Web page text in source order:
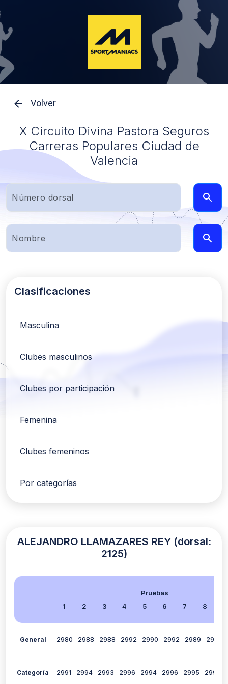
Volver
X Circuito Divina Pastora Seguros
Carreras Populares Ciudad de
Valencia
Clasificaciones
Masculina
Clubes masculinos
Clubes por participación
Femenina
Clubes femeninos
Por categorías
ALEJANDRO LLAMAZARES REY (dorsal:
2125)
Pruebas
1
2 3 4 5 6 7 8
General 2980 2988 2988 2992 2990 2992 2989 2996
Categoría 2991 2994 2993 2996 2994 2996 2995 2998